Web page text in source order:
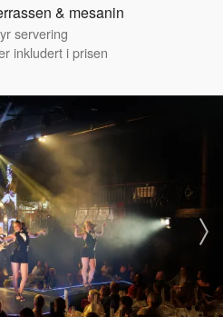
& mesanin
servering
inkludert i prisen